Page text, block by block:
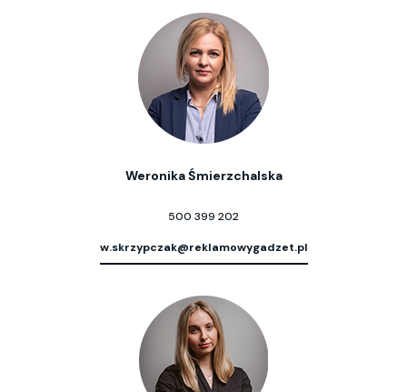
Weronika Śmierzchalska
500 399 202
w.skrzypczak@reklamowygadzet.pl